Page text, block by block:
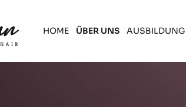
HOME ÜBER UNS AUSBILDUNG